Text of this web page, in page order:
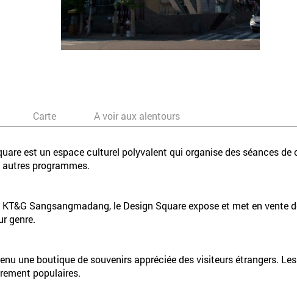
Carte A voir aux alentours
est un espace culturel polyvalent qui organise des séances
programmes.
Sangsangmadang, le Design Square expose et met en vente
genre.
une boutique de souvenirs appréciée des visiteurs étrangers.
populaires.